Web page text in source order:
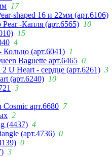
17
shaped 16 и 22мм (арт.6106)
-Капля (арт.6565) 10
15
4
(арт.6041) 1
Baguette арт.6465 0
U Heart - сердце (арт.6261) 3
(арт.6240) 10
3
Cosmic арт.6680 7
2
(4437) 4
(арт.4736) 0
0
3